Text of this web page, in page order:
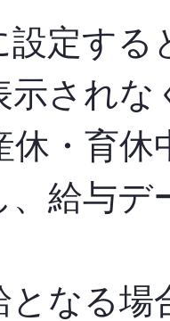
設定す
示され
休・育
、給与
となる